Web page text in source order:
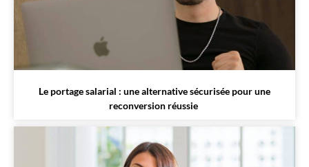
Le portage salarial : une alternative sécurisée pour une
reconversion réussie